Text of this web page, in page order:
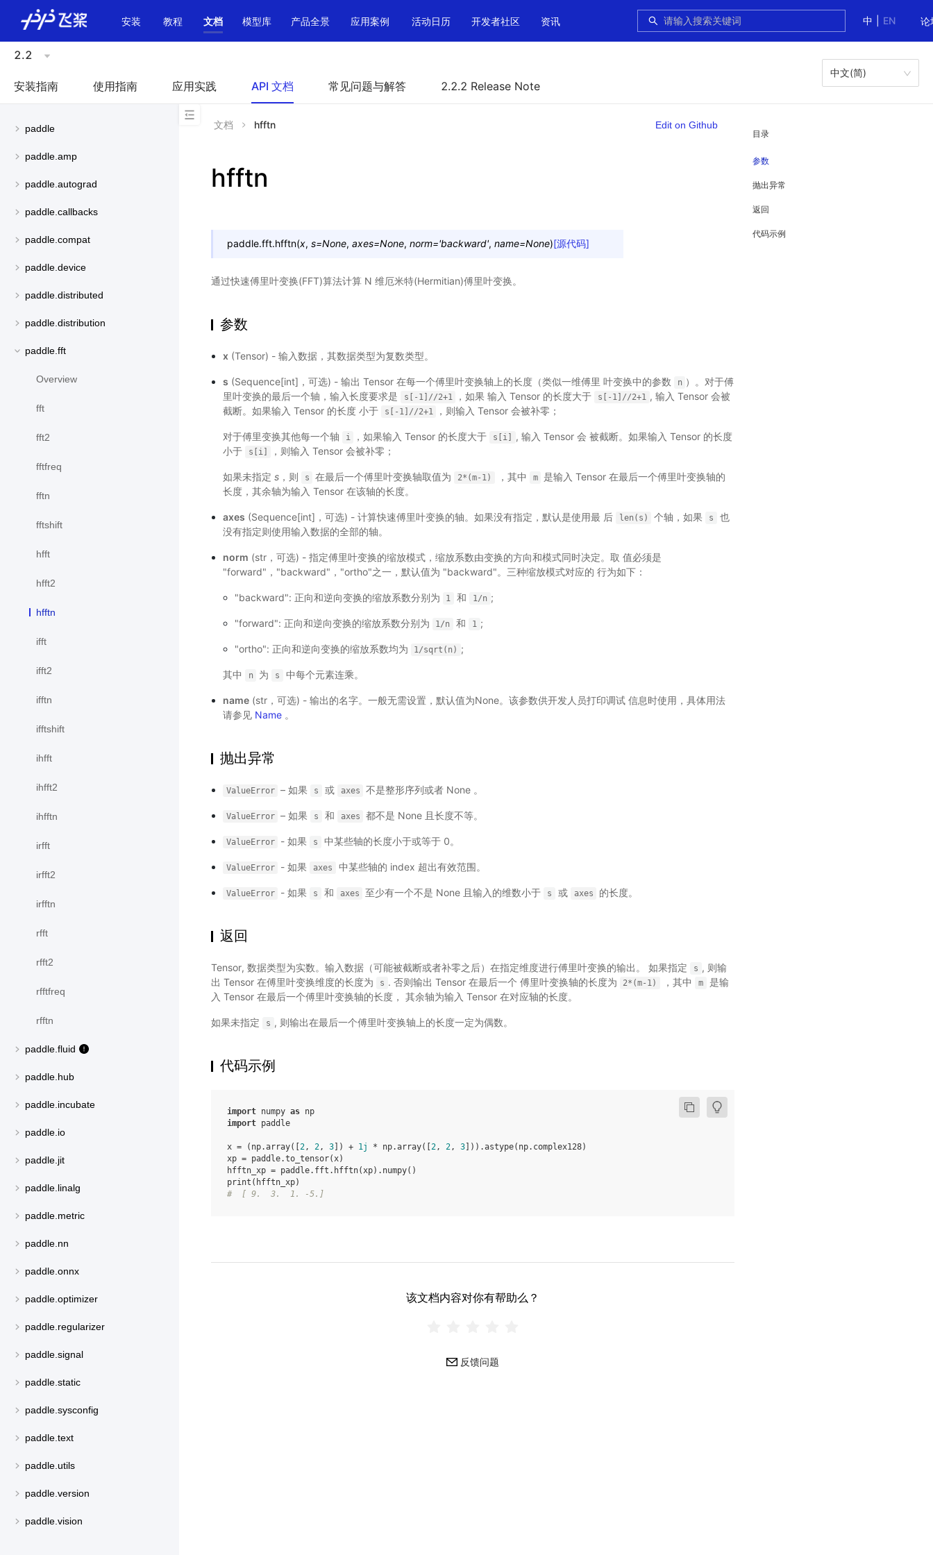
中
EN 论
安装 教程 文档 模型库 产品全景 应用案例 活动日历 开发者社区 资讯
2.2
安装指南 使用指南 应用实践 API 文档 常见问题与解答 2.2.2 Release Note
中文(简)
paddle
paddle.amp
paddle.autograd
paddle.callbacks
paddle.compat
paddle.device
paddle.distributed
paddle.distribution
paddle.fft
Overview
fft
fft2
fftfreq
fftn
fftshift
hfft
hfft2
hfftn
ifft
ifft2
ifftn
ifftshift
ihfft
ihfft2
ihfftn
irfft
irfft2
irfftn
rfft
rfft2
rfftfreq
rfftn
paddle.fluid
paddle.hub
paddle.incubate
paddle.io
paddle.jit
paddle.linalg
paddle.metric
paddle.nn
paddle.onnx
paddle.optimizer
paddle.regularizer
paddle.signal
paddle.static
paddle.sysconfig
paddle.text
paddle.utils
paddle.version
paddle.vision
目录
参数
抛出异常
返回
代码示例
文档 hfftn Edit on Github
hfftn
paddle.fft.hfftn(x, s=None, axes=None, norm='backward', name=None)[源代码]
通过快速傅里叶变换(FFT)算法计算 N 维厄米特(Hermitian)傅里叶变换。
参数
x (Tensor) - 输入数据，其数据类型为复数类型。
s (Sequence[int]，可选) - 输出 Tensor 在每一个傅里叶变换轴上的长度（类似一维傅里 叶变换中的参数 n ）。对于傅
里叶变换的最后一个轴，输入长度要求是
s[-1]//2+1 ，如果 输入 Tensor 的长度大于 s[-1]//2+1 , 输入 Tensor 会被
截断。如果输入 Tensor 的长度 小于
s[-1]//2+1 ，则输入 Tensor 会被补零；
对于傅里变换其他每一个轴 i ，如果输入 Tensor 的长度大于 s[i]
, 输入 Tensor 会 被截断。如果输入 Tensor 的长度
小于
s[i] ，则输入 Tensor 会被补零；
如果未指定 s，则 s 在最后一个傅里叶变换轴取值为 2*(m-1) ，其中 m
是输入 Tensor 在最后一个傅里叶变换轴的
长度，其余轴为输入 Tensor 在该轴的长度。
axes (Sequence[int]，可选) - 计算快速傅里叶变换的轴。如果没有指定，默认是使用最 后 len(s) 个轴，如果 s
也
没有指定则使用输入数据的全部的轴。
norm (str，可选) - 指定傅里叶变换的缩放模式，缩放系数由变换的方向和模式同时决定。取 值必须是
"forward"，"backward"，"ortho"之一，默认值为 "backward"。三种缩放模式对应的 行为如下：
"backward": 正向和逆向变换的缩放系数分别为 1 和 1/n ;
"forward": 正向和逆向变换的缩放系数分别为 1/n 和 1 ;
"ortho": 正向和逆向变换的缩放系数均为 1/sqrt(n) ;
其中 n 为 s 中每个元素连乘。
name(str，可选) - 输出的名字。一般无需设置，默认值为None。该参数供开发人员打印调试 信息时使用，具体用法
请参见 Name。
抛出异常
ValueError – 如果 s 或 axes 不是整形序列或者 None 。
ValueError – 如果 s 和 axes 都不是 None 且长度不等。
ValueError - 如果 s 中某些轴的长度小于或等于 0。
ValueError - 如果 axes 中某些轴的 index 超出有效范围。
ValueError - 如果 s 和 axes 至少有一个不是 None 且输入的维数小于 s 或 axes 的长度。
返回
Tensor, 数据类型为实数。输入数据（可能被截断或者补零之后）在指定维度进行傅里叶变换的输出。 如果指定 s , 则输
出 Tensor 在傅里叶变换维度的长度为
s . 否则输出 Tensor 在最后一个 傅里叶变换轴的长度为 2*(m-1) ，其中 m
是输
入 Tensor 在最后一个傅里叶变换轴的长度， 其余轴为输入 Tensor 在对应轴的长度。
如果未指定 s , 则输出在最后一个傅里叶变换轴上的长度一定为偶数。
代码示例
import numpy as np
import paddle
x = ( np.array([ 2, 2, 3 ]) + 1j * np.array([ 2, 2, 3 ])) .astype( np. complex128)
xp = paddle.to_tensor(x)
hfftn_xp = paddle. fft . hfftn(xp) . numpy()
print ( hfftn_xp)
#  [ 9.  3.  1. -5.]
该文档内容对你有帮助么？
反馈问题